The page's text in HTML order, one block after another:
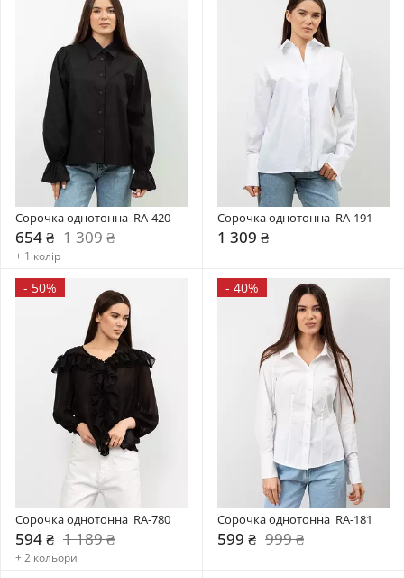
Сорочка однотонна  RA-420
654 ₴ 1 309 ₴
+ 1 колір
Сорочка однотонна  RA-191
1 309 ₴
- 50%
Сорочка однотонна  RA-780
594 ₴ 1 189 ₴
+ 2 кольори
- 40%
Сорочка однотонна  RA-181
599 ₴ 999 ₴